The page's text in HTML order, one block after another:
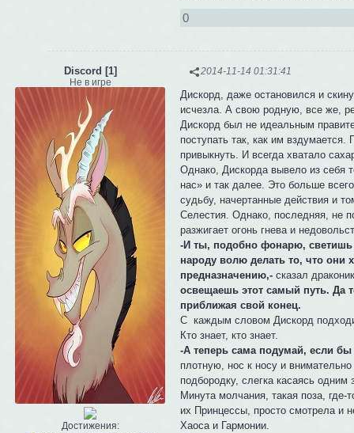
0
2014-11-14 01:31:41
Discord [1]
Не в игре
Достижения:
Дискорд, даже остановился и
исчезла. А свою родную, все же,
Дискорд был не идеальным
поступать так, как им
привыкнуть. И всегда хватало
Однако, Дискорда вывело из себя
нас» и так далее. Это больше
судьбу, начертанные действия и
Селестия. Однако, последняя, не
разжигает огонь гнева и
-И ты, подобно фонарю, светишь
народу волю делать то, что они
предназначению,- сказал
освещаешь этот самый путь. Да
приближая свой конец.
С каждым словом Дискорд
Кто знает, кто знает.
-А теперь сама подумай, если
плотную, нос к носу и
подбородку, слегка касаясь
Минута молчания, такая поза, где-
их Принцессы, просто смотрела и
Хаоса и Гармонии.